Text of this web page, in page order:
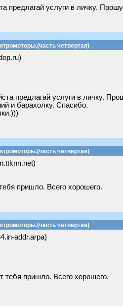
предлагай услуги в личку.
четвертая)
предлагай услуги в личку.
и барахолку. Спасибо.
четвертая)
пришло. Всего хорошего.
четвертая)
addr.arpa)
тебя пришло. Всего хорошего.